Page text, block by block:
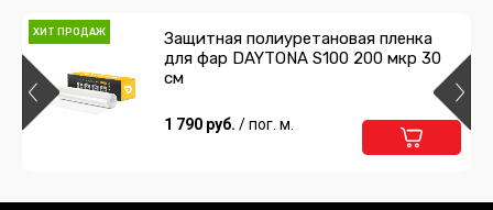
ХИТ ПРОДАЖ
Защитная полиуретановая пленка
для фар DAYTONA S100 200 мкр 30
см
1 790 руб. / пог. м.